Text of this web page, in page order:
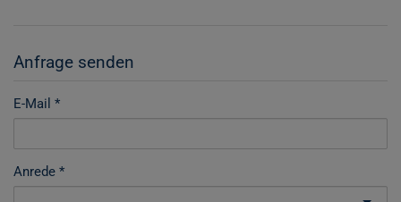
Anfrage senden
E-Mail
Anrede